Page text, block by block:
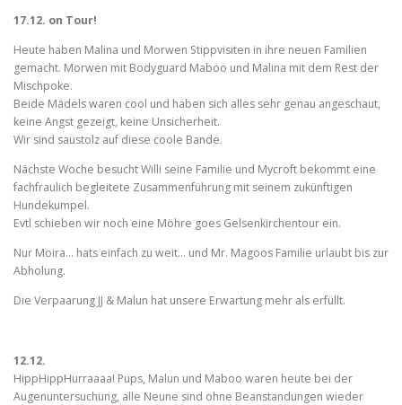
17.12. on Tour!
Heute haben Malina und Morwen Stippvisiten in ihre neuen Familien
gemacht. Morwen mit Bodyguard Maboo und Malina mit dem Rest der
Mischpoke.
Beide Mädels waren cool und haben sich alles sehr genau angeschaut,
keine Angst gezeigt, keine Unsicherheit.
Wir sind saustolz auf diese coole Bande.
Nächste Woche besucht Willi seine Familie und Mycroft bekommt eine
fachfraulich begleitete Zusammenführung mit seinem zukünftigen
Hundekumpel.
Evtl schieben wir noch eine Möhre goes Gelsenkirchentour ein.
Nur Moira… hats einfach zu weit… und Mr. Magoos Familie urlaubt bis zur
Abholung.
Die Verpaarung JJ & Malun hat unsere Erwartung mehr als erfüllt.
12.12.
HippHippHurraaaa! Pups, Malun und Maboo waren heute bei der
Augenuntersuchung, alle Neune sind ohne Beanstandungen wieder